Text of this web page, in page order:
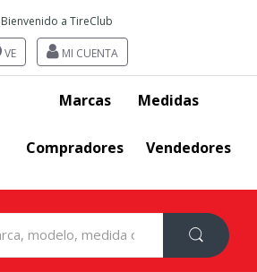
Bienvenido a TireClub
VE MI CUENTA
Marcas Medidas
Compradores Vendedores